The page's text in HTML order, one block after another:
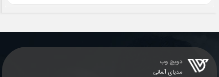
دویچ وب
مدیای آلمانی